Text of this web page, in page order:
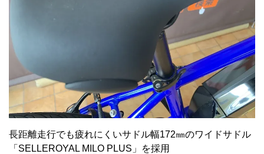
長距離走行でも疲れにくいサドル幅172㎜のワイドサドル
「SELLEROYAL MILO PLUS」を採用